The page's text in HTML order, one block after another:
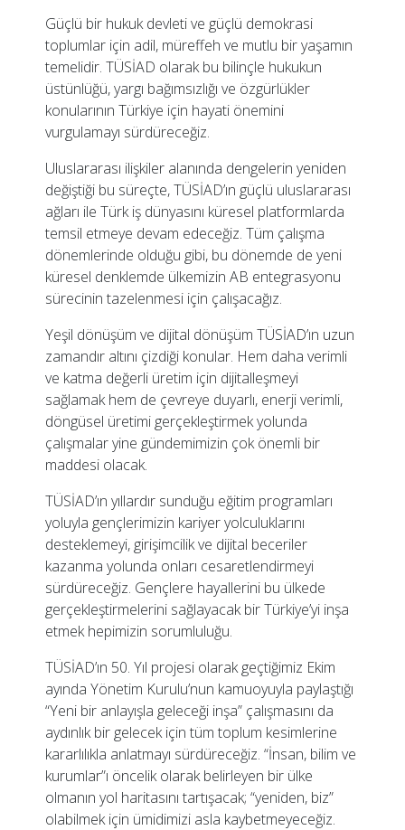
Güçlü bir hukuk devleti ve güçlü demokrasi
toplumlar için adil, müreffeh ve mutlu bir yaşamın
temelidir. TÜSİAD olarak bu bilinçle hukukun
üstünlüğü, yargı bağımsızlığı ve özgürlükler
konularının Türkiye için hayati önemini
vurgulamayı sürdüreceğiz.
Uluslararası ilişkiler alanında dengelerin yeniden
değiştiği bu süreçte, TÜSİAD’ın güçlü uluslararası
ağları ile Türk iş dünyasını küresel platformlarda
temsil etmeye devam edeceğiz. Tüm çalışma
dönemlerinde olduğu gibi, bu dönemde de yeni
küresel denklemde ülkemizin AB entegrasyonu
sürecinin tazelenmesi için çalışacağız.
Yeşil dönüşüm ve dijital dönüşüm TÜSİAD’ın uzun
zamandır altını çizdiği konular. Hem daha verimli
ve katma değerli üretim için dijitalleşmeyi
sağlamak hem de çevreye duyarlı, enerji verimli,
döngüsel üretimi gerçekleştirmek yolunda
çalışmalar yine gündemimizin çok önemli bir
maddesi olacak.
TÜSİAD’ın yıllardır sunduğu eğitim programları
yoluyla gençlerimizin kariyer yolculuklarını
desteklemeyi, girişimcilik ve dijital beceriler
kazanma yolunda onları cesaretlendirmeyi
sürdüreceğiz. Gençlere hayallerini bu ülkede
gerçekleştirmelerini sağlayacak bir Türkiye’yi inşa
etmek hepimizin sorumluluğu.
TÜSİAD’ın 50. Yıl projesi olarak geçtiğimiz Ekim
ayında Yönetim Kurulu’nun kamuoyuyla paylaştığı
“Yeni bir anlayışla geleceği inşa” çalışmasını da
aydınlık bir gelecek için tüm toplum kesimlerine
kararlılıkla anlatmayı sürdüreceğiz. “İnsan, bilim ve
kurumlar”ı öncelik olarak belirleyen bir ülke
olmanın yol haritasını tartışacak; “yeniden, biz”
olabilmek için ümidimizi asla kaybetmeyeceğiz.